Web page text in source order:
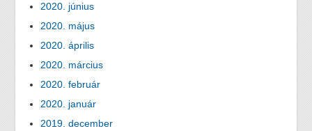
2020. június
2020. május
2020. április
2020. március
2020. február
2020. január
2019. december